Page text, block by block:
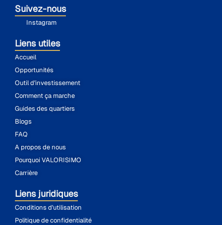
Suivez-nous
Instagram
Liens utiles
Accueil
Opportunités
Outil d'investissement
Comment ça marche
Guides des quartiers
Blogs
FAQ
A propos de nous
Pourquoi VALORISIMO
Carrière
Liens juridiques
Conditions d'utilisation
Politique de confidentialité